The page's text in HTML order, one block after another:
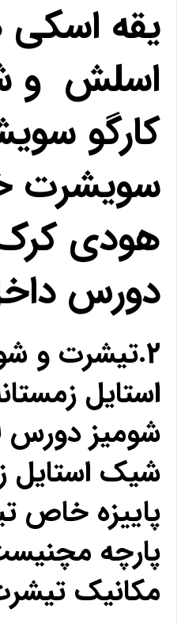
یقه
اسلش و
کارگو
سویشرت
هودی
دورس
2.تیشرت و
استایل
شومیز دورس
شیک استایل
پاییزه خاص
پارچه
مکانیک